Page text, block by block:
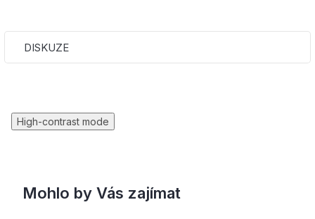
DISKUZE
High-contrast mode